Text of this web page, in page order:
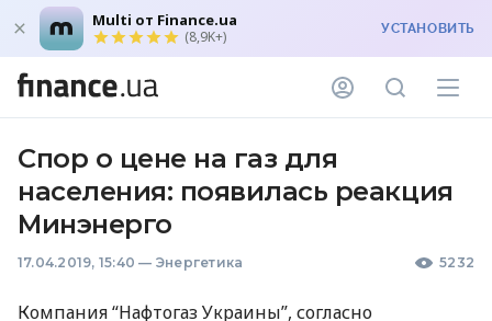
Multi от Finance.ua
(8,9K+) УСТАНОВИТЬ
Спор о цене на газ для
населения: появилась реакция
Минэнерго
17.04.2019, 15:40 — Энергетика 5232
Компания “Нафтогаз Украины”, согласно